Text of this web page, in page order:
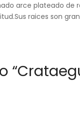
arce plateado de
raices son